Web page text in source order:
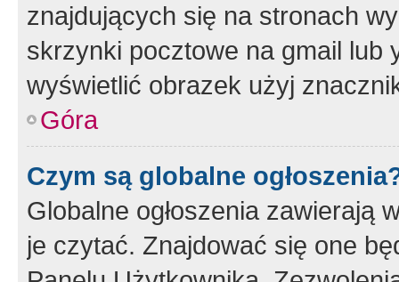
znajdujących się na stronach
skrzynki pocztowe na gmail lub
wyświetlić obrazek użyj
Góra
Czym są globalne
Globalne ogłoszenia zawierają
je czytać. Znajdować się one